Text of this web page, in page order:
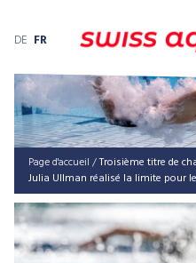
DE FR
Page d'accueil /Troi­siè­me tit­re de
Julia Ull­man réa­li­sé la limi­te pour